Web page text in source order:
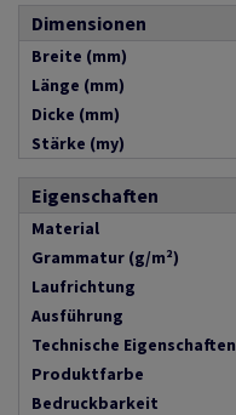
Dimensionen
Breite (mm)
Länge (mm)
Dicke (mm)
Stärke (my)
Eigenschaften
Material
Grammatur (g/m²)
Laufrichtung
Ausführung
Technische Eigenschaften
Produktfarbe
Bedruckbarkeit